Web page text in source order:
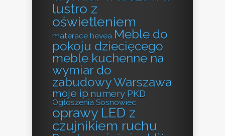
lustro z
oświetleniem
materace hevea Meble do
pokoju dziecięcego
meble kuchenne na
wymiar do
zabudowy Warszawa
moje ip numery PKD
Ogłoszenia Sosnowiec
oprawy LED z
czujnikiem ruchu